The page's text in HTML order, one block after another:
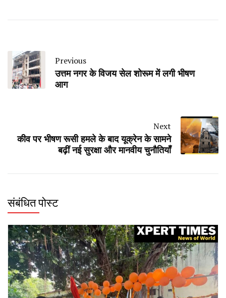
Previous
उत्तम नगर के विजय सेल शोरूम में लगी भीषण
आग
Next
कीव पर भीषण रूसी हमले के बाद यूक्रेन के सामने
बढ़ीं नई सुरक्षा और मानवीय चुनौतियाँ
संबंधित पोस्ट